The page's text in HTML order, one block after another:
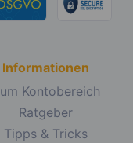
Informationen
Kontobereich
Ratgeber
Tipps & Tricks